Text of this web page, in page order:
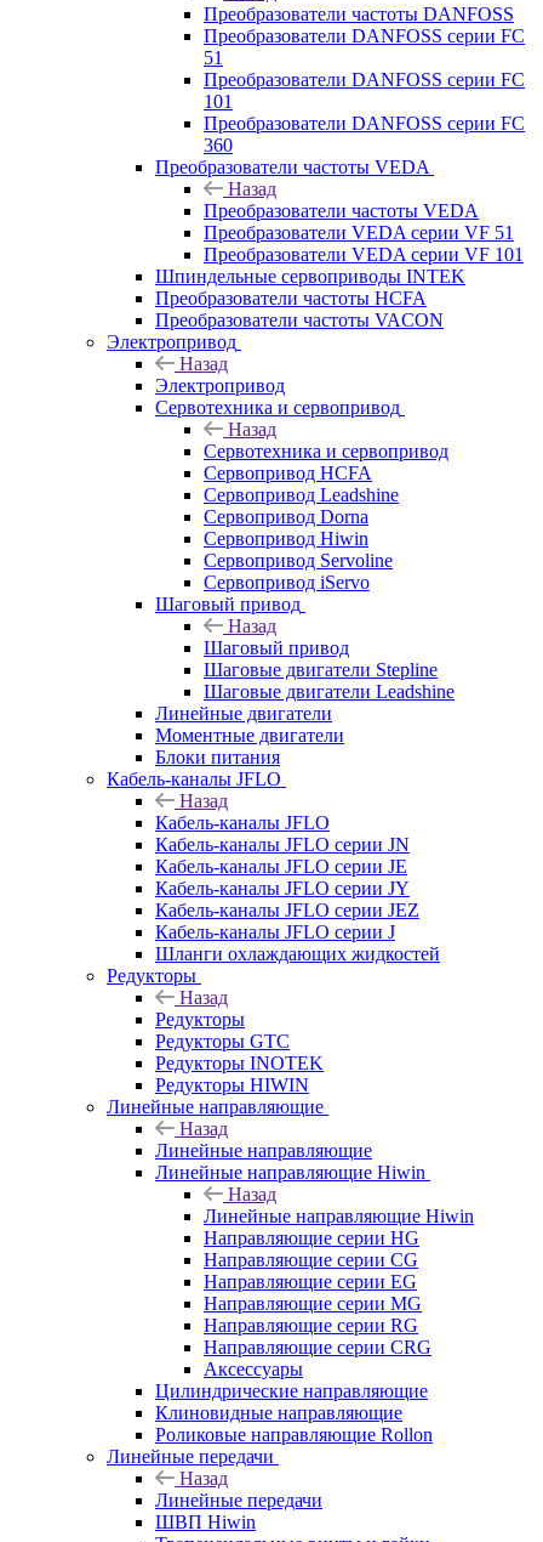
Преобразователи частоты DANFOSS
Преобразователи DANFOSS серии FC
51
Преобразователи DANFOSS серии FC
101
Преобразователи DANFOSS серии FC
360
Преобразователи частоты VEDA
Назад
Преобразователи частоты VEDA
Преобразователи VEDA серии VF 51
Преобразователи VEDA серии VF 101
Шпиндельные сервоприводы INTEK
Преобразователи частоты HCFA
Преобразователи частоты VACON
Электропривод
Назад
Электропривод
Сервотехника и сервопривод
Назад
Сервотехника и сервопривод
Сервопривод HCFA
Сервопривод Leadshine
Сервопривод Dorna
Сервопривод Hiwin
Сервопривод Servoline
Сервопривод iServo
Шаговый привод
Назад
Шаговый привод
Шаговые двигатели Stepline
Шаговые двигатели Leadshine
Линейные двигатели
Моментные двигатели
Блоки питания
Кабель-каналы JFLO
Назад
Кабель-каналы JFLO
Кабель-каналы JFLO серии JN
Кабель-каналы JFLO серии JE
Кабель-каналы JFLO серии JY
Кабель-каналы JFLO серии JEZ
Кабель-каналы JFLO серии J
Шланги охлаждающих жидкостей
Редукторы
Назад
Редукторы
Редукторы GTC
Редукторы INOTEK
Редукторы HIWIN
Линейные направляющие
Назад
Линейные направляющие
Линейные направляющие Hiwin
Назад
Линейные направляющие Hiwin
Направляющие серии HG
Направляющие серии CG
Направляющие серии EG
Направляющие серии MG
Направляющие серии RG
Направляющие серии CRG
Аксессуары
Цилиндрические направляющие
Клиновидные направляющие
Роликовые направляющие Rollon
Линейные передачи
Назад
Линейные передачи
ШВП Hiwin